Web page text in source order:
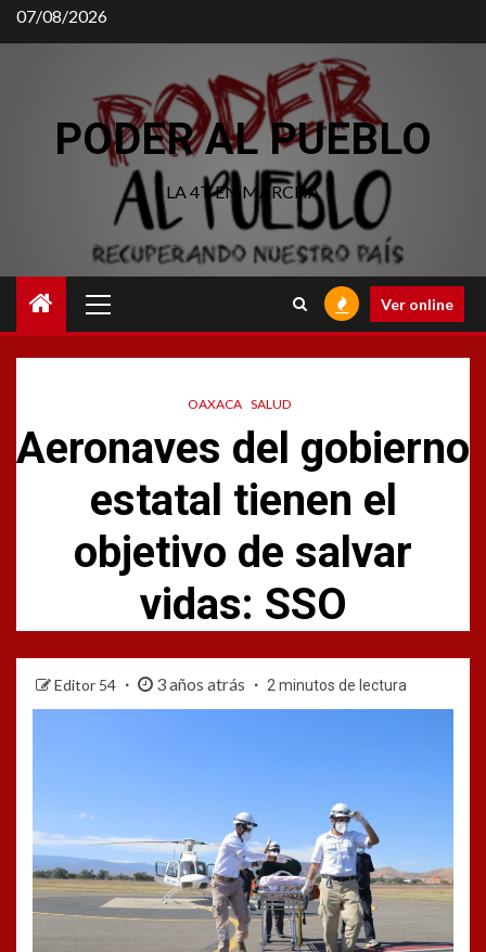
Saltar
al
07/08/2026
PODER AL PUEBLO
LA 4T EN MARCHA
principal
Ver online
OAXACA SALUD
Aeronaves del gobierno
estatal tienen el
objetivo de salvar
vidas: SSO
Editor 54 3 años atrás 2 minutos de lectura